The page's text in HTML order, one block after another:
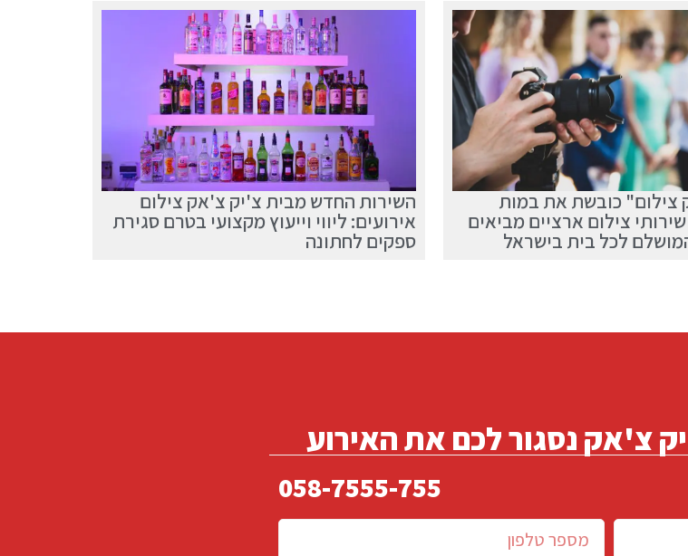
צילום" כובשת את במות
צילום ארציים מביאים
לכל בית בישראל
השירות החדש מבית צ'יק צ'אק צילום
אירועים: ליווי וייעוץ מקצועי בטרם סגירת
ספקים לחתונה
צ'אק נסגור לכם את האירוע
058-7555-755